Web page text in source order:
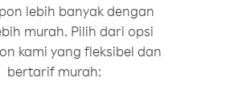
lebih banyak dengan
murah. Pilih dari opsi
kami yang fleksibel dan
bertarif murah: